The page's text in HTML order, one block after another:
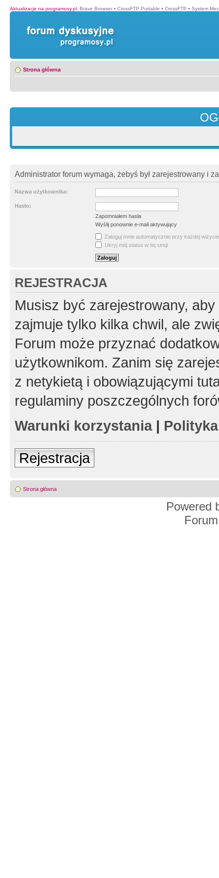
Aktualizacje na programosy.pl: Brave Browser • CrossFTP Portable • CrossFTP • System
Strona główna
Administrator forum wymaga, żebyś był zarejestrowany i
Nazwa użytkownika:
Hasło:
Zapomniałem hasła
Wyślij ponownie e-mail aktywujący
Zaloguj mnie automatycznie przy każdej wizycie
Ukryj mój status w tej sesji
REJESTRACJA
Musisz być zarejestrowany,
zajmuje tylko kilka chwil, ale
Forum może przyznać
użytkownikom. Zanim się
z netykietą i obowiązującymi
regulaminy poszczególnych
Warunki korzystania|
Rejestracja
Strona główna
Powered